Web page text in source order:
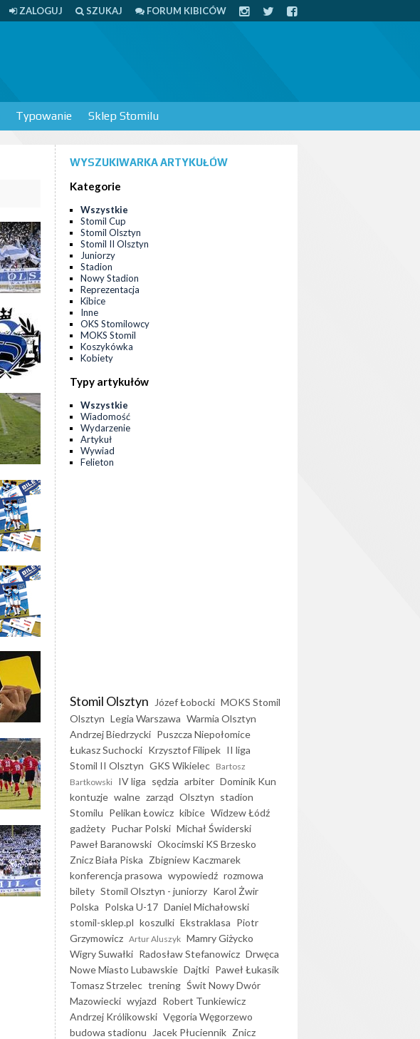
ZALOGUJ SZUKAJ FORUM KIBICÓW
Typowanie Sklep Stomilu
WYSZUKIWARKA ARTYKUŁÓW
Kategorie
Wszystkie
Stomil Cup
Stomil Olsztyn
Stomil II Olsztyn
Juniorzy
Stadion
Nowy Stadion
Reprezentacja
Kibice
Inne
OKS Stomilowcy
MOKS Stomil
Koszykówka
Kobiety
Typy artykułów
Wszystkie
Wiadomość
Wydarzenie
Artykuł
Wywiad
Felieton
Stomil Olsztyn Józef Łobocki MOKS Stomil
Olsztyn Legia Warszawa Warmia Olsztyn
Andrzej Biedrzycki Puszcza Niepołomice
Łukasz Suchocki Krzysztof Filipek II liga
Stomil II Olsztyn GKS Wikielec Bartosz
Bartkowski IV liga sędzia arbiter Dominik Kun
kontuzje walne zarząd Olsztyn stadion
Stomilu Pelikan Łowicz kibice Widzew Łódź
gadżety Puchar Polski Michał Świderski
Paweł Baranowski Okocimski KS Brzesko
Znicz Biała Piska Zbigniew Kaczmarek
konferencja prasowa wypowiedź rozmowa
bilety Stomil Olsztyn - juniorzy Karol Żwir
Polska Polska U-17 Daniel Michałowski
stomil-sklep.pl koszulki Ekstraklasa Piotr
Grzymowicz Artur Aluszyk Mamry Giżycko
Wigry Suwałki Radosław Stefanowicz Drwęca
Nowe Miasto Lubawskie Dajtki Paweł Łukasik
Tomasz Strzelec trening Świt Nowy Dwór
Mazowiecki wyjazd Robert Tunkiewicz
Andrzej Królikowski Vęgoria Węgorzewo
budowa stadionu
Jacek Płuciennik Znicz